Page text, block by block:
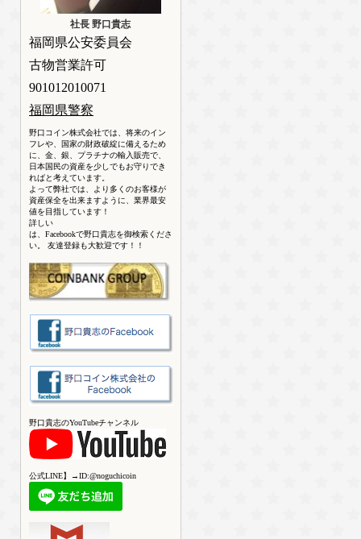
社長 野口貴志
福岡県公安委員会
古物営業許可
901012010071
福岡県警察
野口コイン株式会社では、将来のイン
フレや、国家の財政破綻に備えるため
に、金、銀、プラチナの輸入販売で、
日本国民の資産を少しでもお守りでき
ればと考えています。
よって弊社では、より多くのお客様が
資産保全を出来ますように、業界最安
値を目指しています！
詳しい
は、Facebookで野口貴志を御検索くださ
い。 友達登録も大歓迎です！！
野口貴志のYouTubeチャンネル
公式LINE】→ID:@noguchicoin